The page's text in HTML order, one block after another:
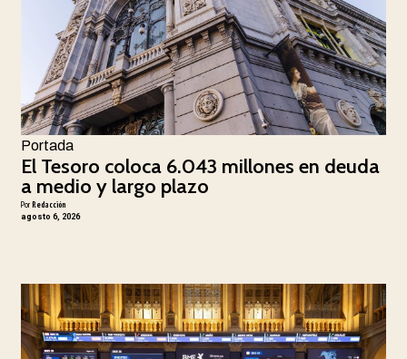
Portada
El Tesoro coloca 6.043 millones en deuda
a medio y largo plazo
PorRedacción
agosto 6, 2026